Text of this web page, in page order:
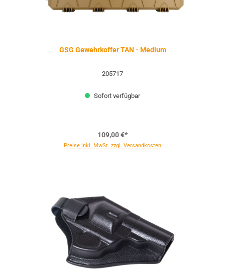
GSG Gewehrkoffer TAN - Medium
205717
Sofort verfügbar
109,00 €*
Preise inkl. MwSt. zzgl. Versandkosten